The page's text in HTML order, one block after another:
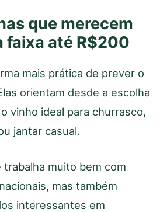
que merecem
faixa até R$200
mais prática de prever o
orientam desde a escolha
vinho ideal para churrasco,
jantar casual.
trabalha muito bem com
mas também
interessantes em